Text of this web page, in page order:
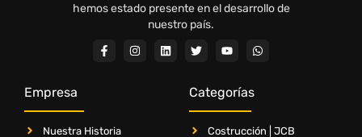
hemos estado presente en el desarrollo de
nuestro país.
Empresa
Nuestra Historia
Categorías
Costrucción | JCB